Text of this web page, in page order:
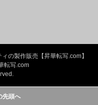
の製作販売【昇華転写.com】
転写.com
先頭へ